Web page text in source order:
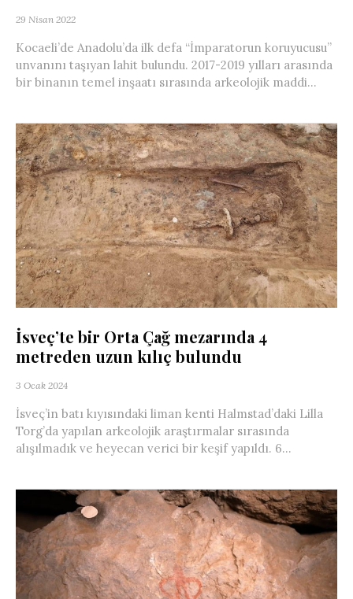
29 Nisan 2022
Kocaeli’de Anadolu’da ilk defa “İmparatorun koruyucusu”
unvanını taşıyan lahit bulundu. 2017-2019 yılları arasında
bir binanın temel inşaatı sırasında arkeolojik maddi...
İsveç’te bir Orta Çağ mezarında 4
metreden uzun kılıç bulundu
3 Ocak 2024
İsveç’in batı kıyısındaki liman kenti Halmstad’daki Lilla
Torg’da yapılan arkeolojik araştırmalar sırasında
alışılmadık ve heyecan verici bir keşif yapıldı. 6...